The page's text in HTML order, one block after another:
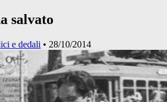
salvato
e dedali • 28/10/2014